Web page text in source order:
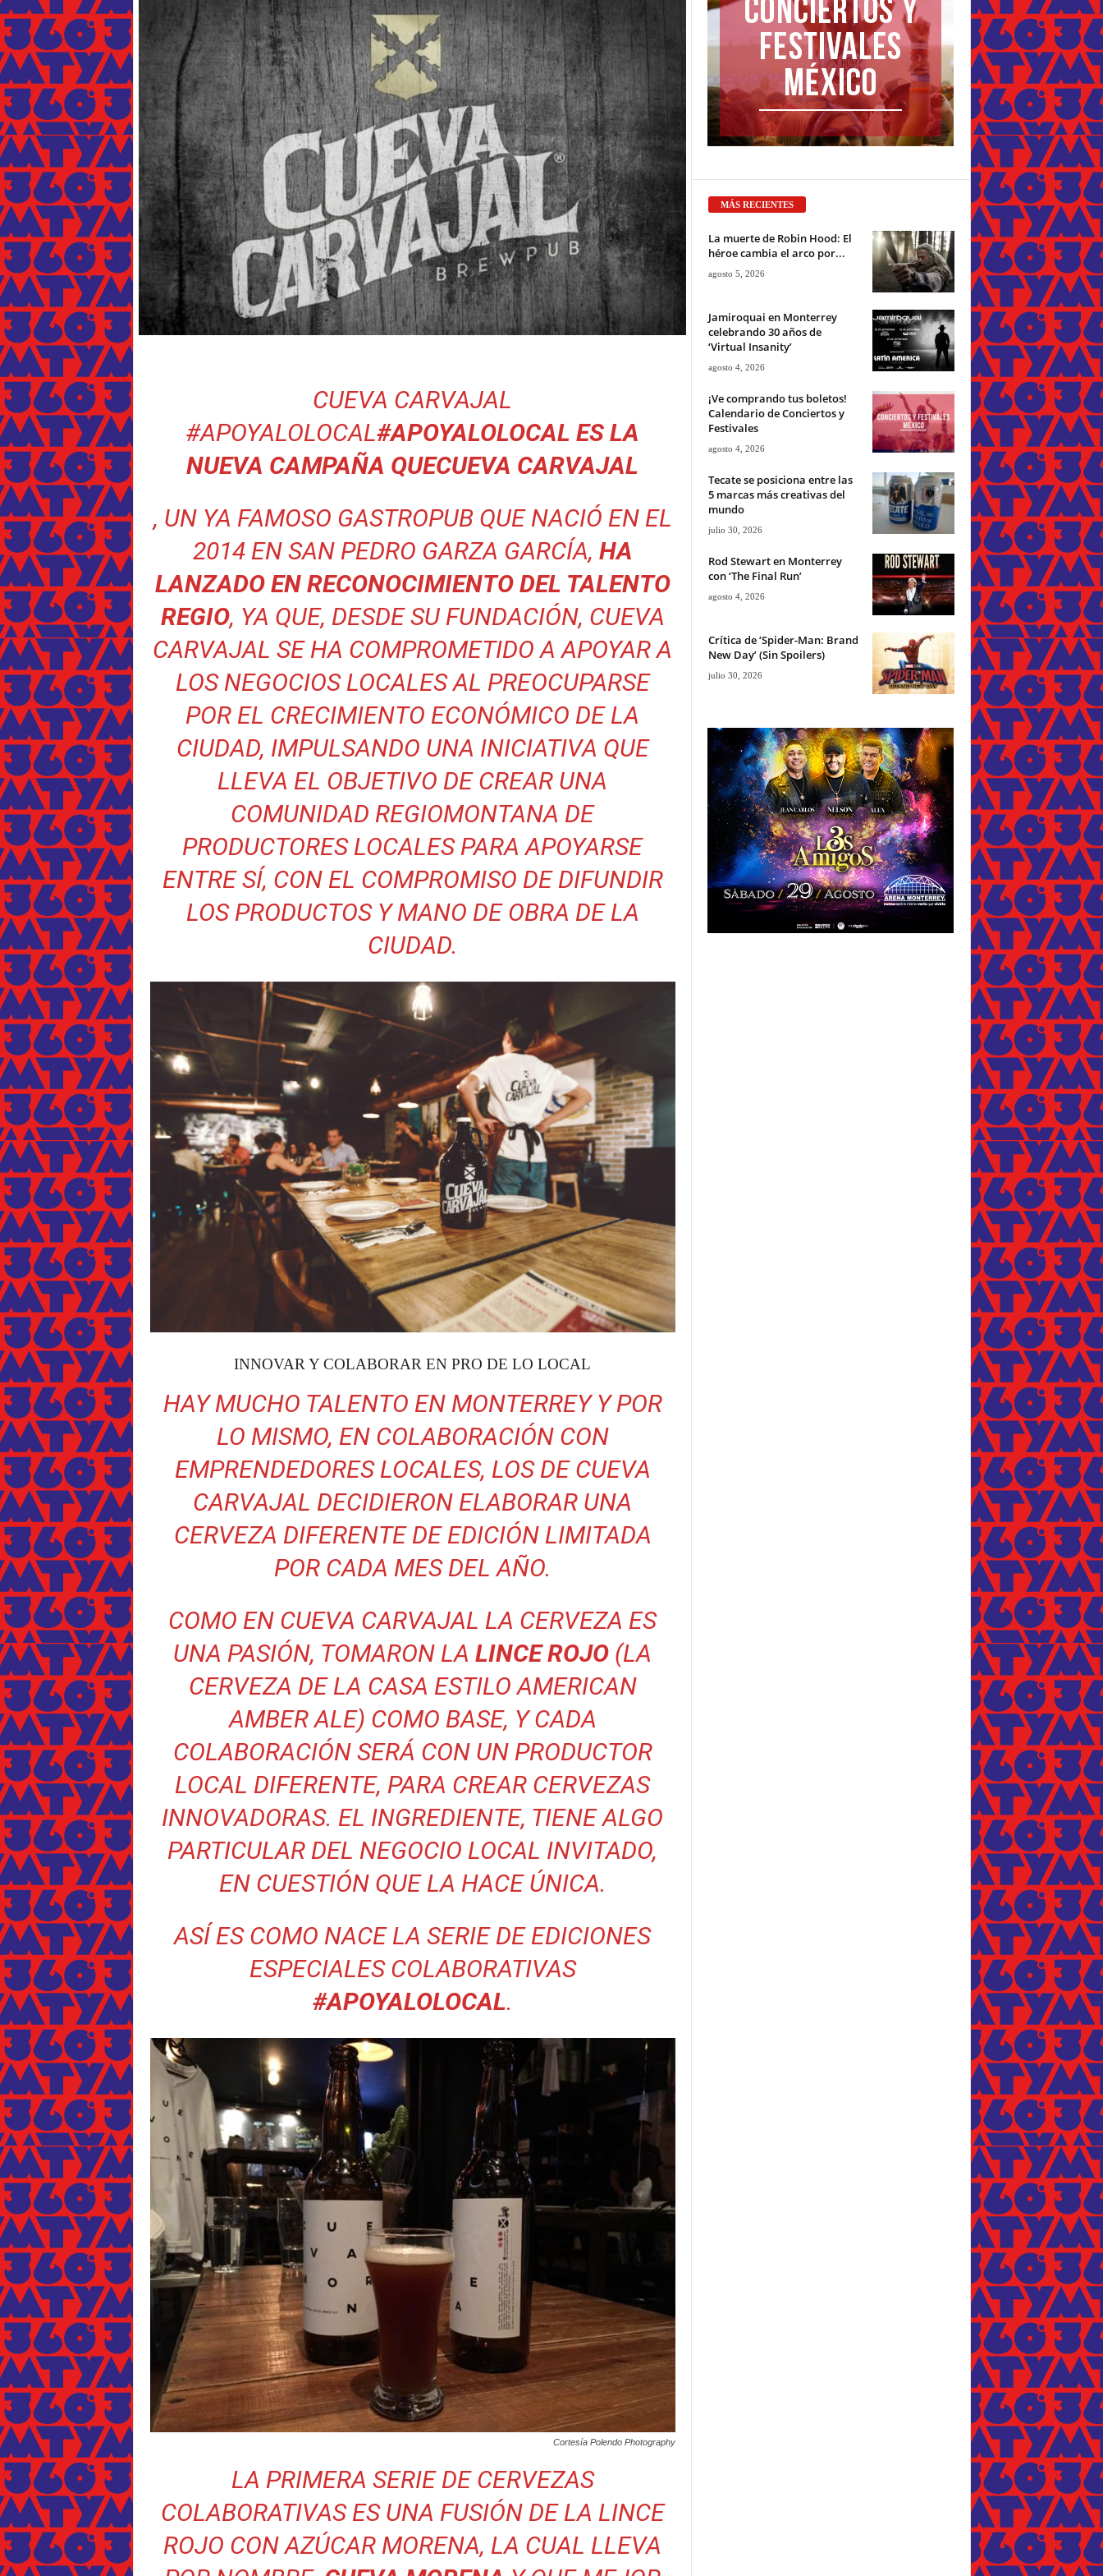
CUEVA CARVAJAL
#APOYALOLOCAL#APOYALOLOCAL ES LA
NUEVA CAMPAÑA QUECUEVA CARVAJAL
, UN YA FAMOSO GASTROPUB QUE NACIÓ EN EL
2014 EN SAN PEDRO GARZA GARCÍA, HA
LANZADO EN RECONOCIMIENTO DEL TALENTO
REGIO, YA QUE, DESDE SU FUNDACIÓN, CUEVA
CARVAJAL SE HA COMPROMETIDO A APOYAR A
LOS NEGOCIOS LOCALES AL PREOCUPARSE
POR EL CRECIMIENTO ECONÓMICO DE LA
CIUDAD, IMPULSANDO UNA INICIATIVA QUE
LLEVA EL OBJETIVO DE CREAR UNA
COMUNIDAD REGIOMONTANA DE
PRODUCTORES LOCALES PARA APOYARSE
ENTRE SÍ, CON EL COMPROMISO DE DIFUNDIR
LOS PRODUCTOS Y MANO DE OBRA DE LA
CIUDAD.
INNOVAR Y COLABORAR EN PRO DE LO LOCAL
HAY MUCHO TALENTO EN MONTERREY Y POR
LO MISMO, EN COLABORACIÓN CON
EMPRENDEDORES LOCALES, LOS DE CUEVA
CARVAJAL DECIDIERON ELABORAR UNA
CERVEZA DIFERENTE DE EDICIÓN LIMITADA
POR CADA MES DEL AÑO.
COMO EN CUEVA CARVAJAL LA CERVEZA ES
UNA PASIÓN, TOMARON LA LINCE ROJO (LA
CERVEZA DE LA CASA ESTILO AMERICAN
AMBER ALE) COMO BASE, Y CADA
COLABORACIÓN SERÁ CON UN PRODUCTOR
LOCAL DIFERENTE, PARA CREAR CERVEZAS
INNOVADORAS. EL INGREDIENTE, TIENE ALGO
PARTICULAR DEL NEGOCIO LOCAL INVITADO,
EN CUESTIÓN QUE LA HACE ÚNICA.
ASÍ ES COMO NACE LA SERIE DE EDICIONES
ESPECIALES COLABORATIVAS
#APOYALOLOCAL.
Cortesía Polendo Photography
LA PRIMERA SERIE DE CERVEZAS
COLABORATIVAS ES UNA FUSIÓN DE LA LINCE
ROJO CON AZÚCAR MORENA, LA CUAL LLEVA
MÁS RECIENTES
La muerte de Robin Hood: El
héroe cambia el arco por...
agosto 5, 2026
Jamiroquai en Monterrey
celebrando 30 años de
‘Virtual Insanity’
agosto 4, 2026
¡Ve comprando tus boletos!
Calendario de Conciertos y
Festivales
agosto 4, 2026
Tecate se posiciona entre las
5 marcas más creativas del
mundo
julio 30, 2026
Rod Stewart en Monterrey
con ‘The Final Run’
agosto 4, 2026
Crítica de ‘Spider-Man: Brand
New Day’ (Sin Spoilers)
julio 30, 2026